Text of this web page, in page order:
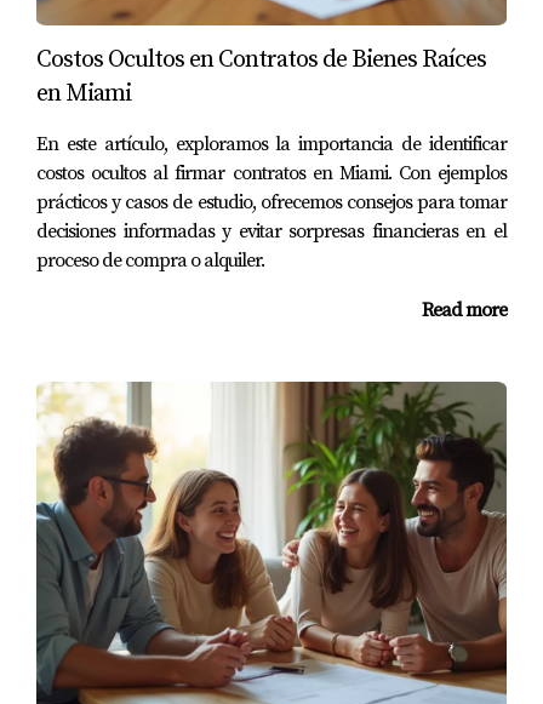
En resumen, yo soy Juan Mora y tengo experiencia en
temas financieros relacionados con el mercado
refinanciamiento o tienes dudas sobre tus opciones, no
dudes en contactarme al(786) 443-5501. Estoy aquí para
ayudarte a tomar decisiones informadas que se ajusten a
tus necesidades.
Costos Ocultos en Contratos de Bienes Raíces
en Miami
En este artículo, exploramos la importancia de identificar
costos ocultos al firmar contratos en Miami. Con ejemplos
prácticos y casos de estudio, ofrecemos consejos para tomar
decisiones informadas y evitar sorpresas financieras en el
proceso de compra o alquiler.
Read more